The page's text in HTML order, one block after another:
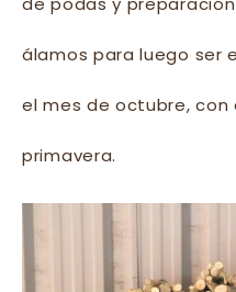
álamos para luego ser
el mes de octubre, con
primavera.